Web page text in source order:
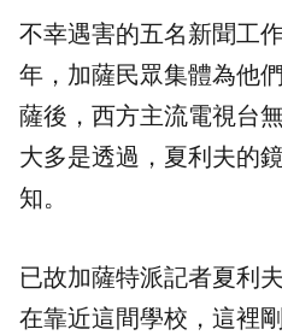
不幸遇害的五名新聞工
年，加薩民眾集體為他
薩後，西方主流電視台
大多是透過，夏利夫的
知。
已故加薩特派記者夏利
在靠近這間學校，這裡